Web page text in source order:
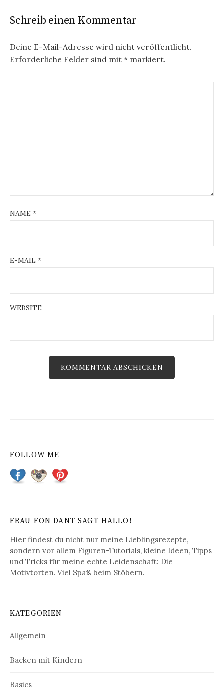
r
g
s
n
o
Schreib einen Kommentar
Deine E-Mail-Adresse wird nicht veröffentlicht.
Erforderliche Felder sind mit * markiert.
NAME *
E-MAIL *
WEBSITE
FOLLOW ME
FRAU FON DANT SAGT HALLO!
Hier findest du nicht nur meine Lieblingsrezepte,
sondern vor allem Figuren-Tutorials, kleine Ideen, Tipps
und Tricks für meine echte Leidenschaft: Die
Motivtorten. Viel Spaß beim Stöbern.
KATEGORIEN
Allgemein
Backen mit Kindern
Basics